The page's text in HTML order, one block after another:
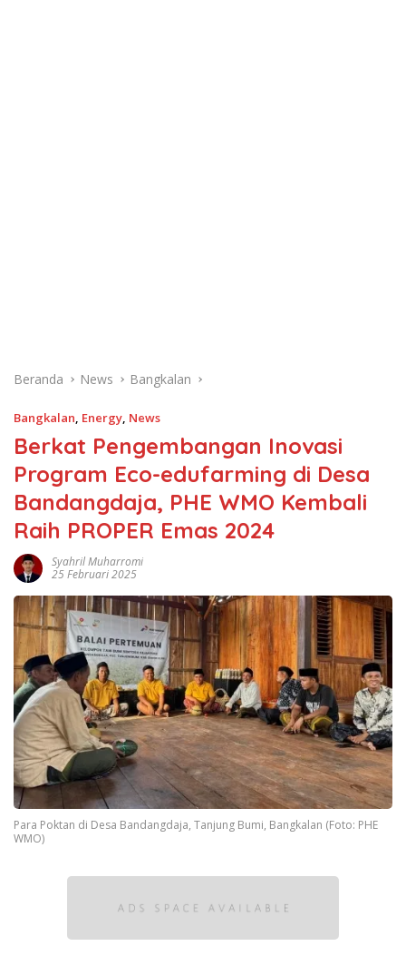
Beranda News Bangkalan
Bangkalan, Energy, News
Berkat Pengembangan Inovasi
Program Eco-edufarming di Desa
Bandangdaja, PHE WMO Kembali
Raih PROPER Emas 2024
Syahril Muharromi
25 Februari 2025
Para Poktan di Desa Bandangdaja, Tanjung Bumi, Bangkalan (Foto: PHE
WMO)